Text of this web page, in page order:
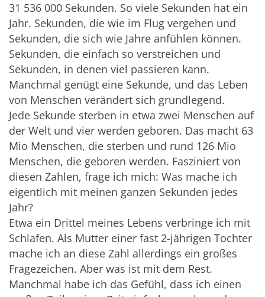
31 536 000 Sekunden. So viele Sekunden hat ein
Jahr. Sekunden, die wie im Flug vergehen und
Sekunden, die sich wie Jahre anfühlen können.
Sekunden, die einfach so verstreichen und
Sekunden, in denen viel passieren kann.
Manchmal genügt eine Sekunde, und das Leben
von Menschen verändert sich grundlegend.
Jede Sekunde sterben in etwa zwei Menschen auf
der Welt und vier werden geboren. Das macht 63
Mio Menschen, die sterben und rund 126 Mio
Menschen, die geboren werden. Fasziniert von
diesen Zahlen, frage ich mich: Was mache ich
eigentlich mit meinen ganzen Sekunden jedes
Jahr?
Etwa ein Drittel meines Lebens verbringe ich mit
Schlafen. Als Mutter einer fast 2-jährigen Tochter
mache ich an diese Zahl allerdings ein großes
Fragezeichen. Aber was ist mit dem Rest.
Manchmal habe ich das Gefühl, dass ich einen